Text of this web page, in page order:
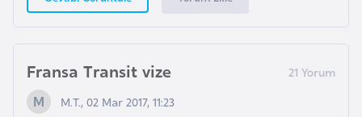
Fransa Transit vize
M.T., 02 Mar 2017, 11:23
i
s